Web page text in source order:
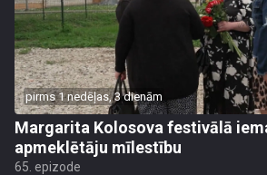
pirms 1 nedēļas, 3 dienām
Margarita Kolosova festivālā
apmeklētāju mīlestību
65. epizode